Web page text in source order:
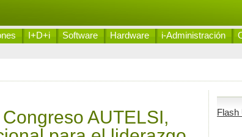
I+D+i Software Hardware i-Administración
AUTELSI,
Flash